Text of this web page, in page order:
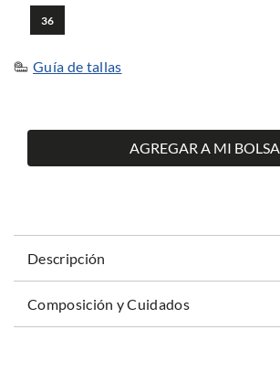
36
Guía de tallas
AGREGAR A MI BOLSA
Descripción
Composición y Cuidados